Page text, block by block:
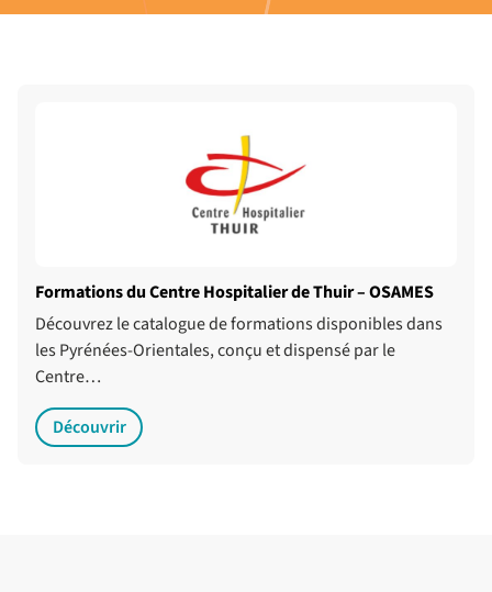
Formations du Centre Hospitalier de Thuir – OSAMES
Découvrez le catalogue de formations disponibles dans
les Pyrénées-Orientales, conçu et dispensé par le
Centre…
Découvrir